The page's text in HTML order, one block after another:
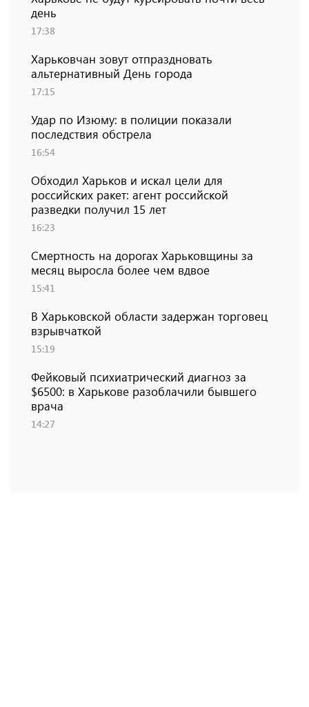
день
17:38
Харьковчан зовут отпраздновать
альтернативный День города
17:15
Удар по Изюму: в полиции показали
последствия обстрела
16:54
Обходил Харьков и искал цели для
российских ракет: агент российской
разведки получил 15 лет
16:23
Смертность на дорогах Харьковщины за
месяц выросла более чем вдвое
15:41
В Харьковской области задержан торговец
взрывчаткой
15:19
Фейковый психиатрический диагноз за
$6500: в Харькове разоблачили бывшего
врача
14:27